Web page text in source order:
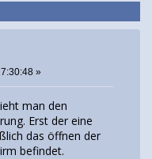
»
man den
Erst der eine
das öffnen der
befindet.